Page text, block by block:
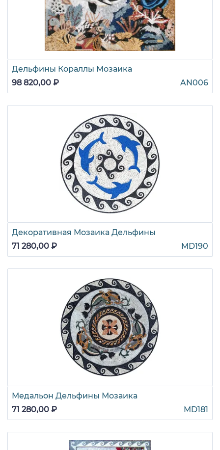
Дельфины Кораллы Мозаика
98 820,00 ₽
AN006
Декоративная Мозаика Дельфины
71 280,00 ₽
MD190
Медальон Дельфины Мозаика
71 280,00 ₽
MD181